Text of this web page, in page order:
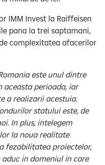
IMM Invest la Raiffeisen
pana la trei saptamani,
complexitatea afacerilor
este unul dintre
aceasta perioada, iar
a realizarii acestuia.
statului este, de
In plus, intelegem
la noua realitate
fezabilitatea proiectelor,
in domeniul in care